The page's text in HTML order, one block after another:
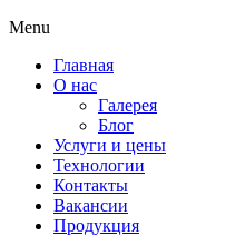
Menu
Главная
О нас
Галерея
Блог
Услуги и цены
Технологии
Контакты
Вакансии
Продукция